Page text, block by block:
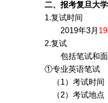
二、报考复旦大学
1.复试时间
2019年3月 19
2.复试
包括笔试和
①专业英语笔试
（1）考试时间
（2）考试地点